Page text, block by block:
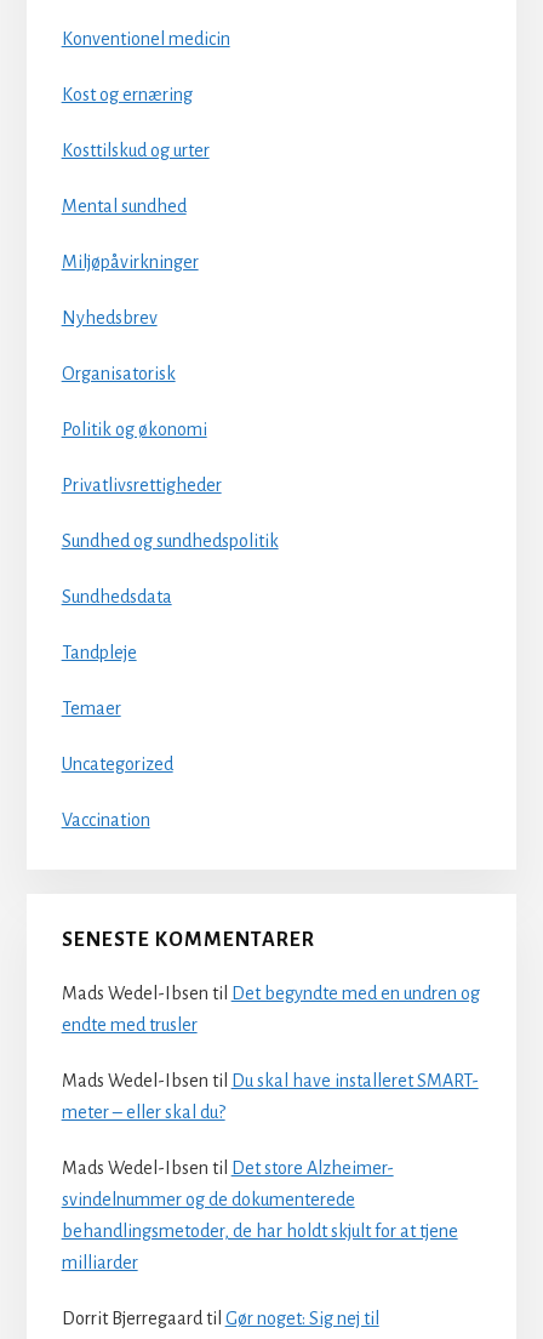
Konventionel medicin
Kost og ernæring
Kosttilskud og urter
Mental sundhed
Miljøpåvirkninger
Nyhedsbrev
Organisatorisk
Politik og økonomi
Privatlivsrettigheder
Sundhed og sundhedspolitik
Sundhedsdata
Tandpleje
Temaer
Uncategorized
Vaccination
SENESTE KOMMENTARER
Mads Wedel-Ibsen til
Det begyndte med en undren og
endte med trusler
Mads Wedel-Ibsen til
Du skal have installeret SMART-
meter – eller skal du?
Mads Wedel-Ibsen til
Det store Alzheimer-
svindelnummer og de dokumenterede
behandlingsmetoder, de har holdt skjult for at tjene
milliarder
Dorrit Bjerregaard til Gør noget: Sig nej til